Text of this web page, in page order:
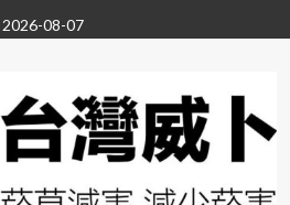
2026-08-07